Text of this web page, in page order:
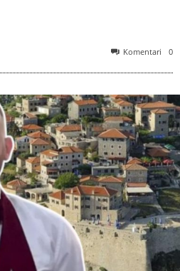
Komentari 0